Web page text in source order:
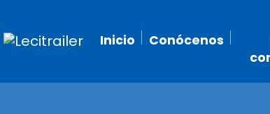
Inicio Conócenos